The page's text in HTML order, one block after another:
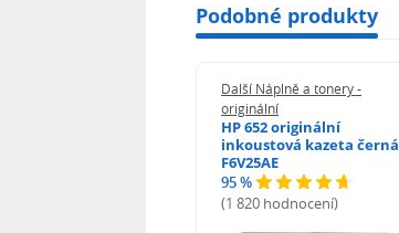
Podobné produkty
Další Náplně a tonery -
originální
HP 652 originální
inkoustová kazeta černá
F6V25AE
95 %
(1 820 hodnocení)